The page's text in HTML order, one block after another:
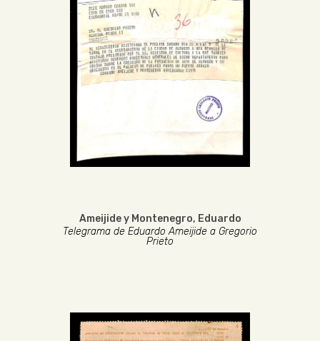
Ameijide y Montenegro, Eduardo
Telegrama de Eduardo Ameijide a Gregorio
Prieto